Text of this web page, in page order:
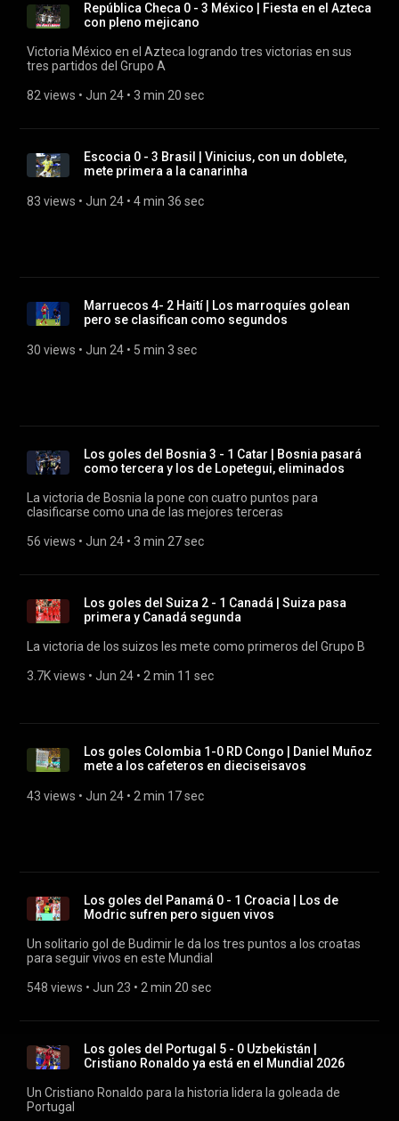
República Checa 0 - 3 México | Fiesta en el Azteca
con pleno mejicano
Victoria México en el Azteca logrando tres victorias en sus
tres partidos del Grupo A
82 views • Jun 24 • 3 min 20 sec
Escocia 0 - 3 Brasil | Vinicius, con un doblete,
mete primera a la canarinha
83 views • Jun 24 • 4 min 36 sec
Marruecos 4- 2 Haití | Los marroquíes golean
pero se clasifican como segundos
30 views • Jun 24 • 5 min 3 sec
Los goles del Bosnia 3 - 1 Catar | Bosnia pasará
como tercera y los de Lopetegui, eliminados
La victoria de Bosnia la pone con cuatro puntos para
clasificarse como una de las mejores terceras
56 views • Jun 24 • 3 min 27 sec
Los goles del Suiza 2 - 1 Canadá | Suiza pasa
primera y Canadá segunda
La victoria de los suizos les mete como primeros del Grupo B
3.7K views • Jun 24 • 2 min 11 sec
Los goles Colombia 1-0 RD Congo | Daniel Muñoz
mete a los cafeteros en dieciseisavos
43 views • Jun 24 • 2 min 17 sec
Los goles del Panamá 0 - 1 Croacia | Los de
Modric sufren pero siguen vivos
Un solitario gol de Budimir le da los tres puntos a los croatas
para seguir vivos en este Mundial
548 views • Jun 23 • 2 min 20 sec
Los goles del Portugal 5 - 0 Uzbekistán |
Cristiano Ronaldo ya está en el Mundial 2026
Un Cristiano Ronaldo para la historia lidera la goleada de
Portugal